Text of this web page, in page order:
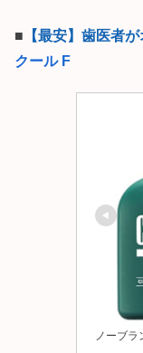
■ 【最安】歯医者
クール F
ノーブラ